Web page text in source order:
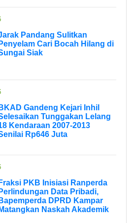
Pandang Sulitkan
Penyelam Cari Bocah Hilang di
Siak
BKAD Gandeng Kejari Inhil
Tunggakan Lelang
Kendaraan 2007-2013
Rp646 Juta
Fraksi PKB Inisiasi Ranperda
Perlindungan Data Pribadi,
Bapemperda DPRD Kampar
Matangkan Naskah Akademik